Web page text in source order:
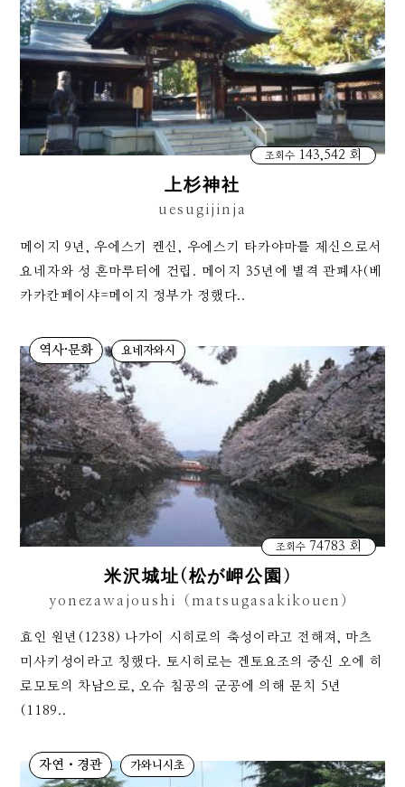
조회수143,542 회
上杉神社
uesugijinja
메이지 9년, 우에스기 켄신, 우에스기 타카야마를 제신으로서
요네자와 성 혼마루터에 건립. 메이지 35년에 별격 관폐사(베
카카칸페이샤=메이지 정부가 정했다..
역사·문화 요네자와시
조회수74783 회
米沢城址(松が岬公園）
yonezawajoushi（matsugasakikouen）
효인 원년(1238) 나가이 시히로의 축성이라고 전해져, 마츠
미사키성이라고 칭했다. 토시히로는 겐토요조의 중신 오에 히
로모토의 차남으로, 오슈 침공의 군공에 의해 문치 5년
(1189..
자연・경관 가와니시초